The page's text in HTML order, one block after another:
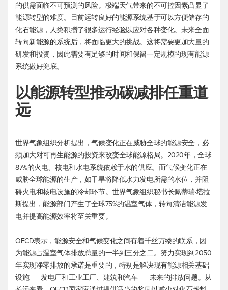
的供需面临不可预测的风险。极端天气带来的不可控因素凸显了
能源转型的难度。目前运转良好的能源系统基于可以方便储存的
化石能源，人类积攒了很多运行经验以应对各种变化。未来全面
转向新能源的系统后，将面临更大的挑战。这将需要更加大量的
研发和投资，因此需要有足够的时间和保留一定规模的现有能源
系统做好兜底。
以能源转型推动碳减排任重道
远
世界气象组织分析提出，气候变化正在威胁全球的能源安全，必
须加大对可再生能源的投资来改变全球能源格局。2020年，全球
87%的火电、核电和水电系统依赖于水的供应。而气候变化正在
威胁全球能源的生产，如干旱将降低水力发电所需的水位，并阻
碍火电和核电设施的冷却环节。世界气象组织秘书长佩蒂瑞·塔拉
斯提出，能源部门产生了全球75%的温室气体，转向清洁能源发
电并提高能源效率将至关重要。
OECD表示，能源安全和气候变化之间有着千丝万缕的联系，因
为能源占温室气体排放总量的一半到三分之二。努力实现到2050
年实现净零排放的承诺是重要的，特别是解决现有能源相关基础
设施——发电厂和工业工厂、建筑和汽车——未来的排放问题。从